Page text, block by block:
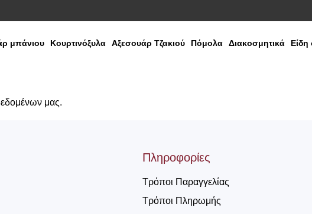
μπάνιου Κουρτινόξυλα Αξεσουάρ Τζακιού Πόμολα Διακοσμητικά Είδη
μας.
Πληροφορίες
Τρόποι Παραγγελίας
Τρόποι Πληρωμής